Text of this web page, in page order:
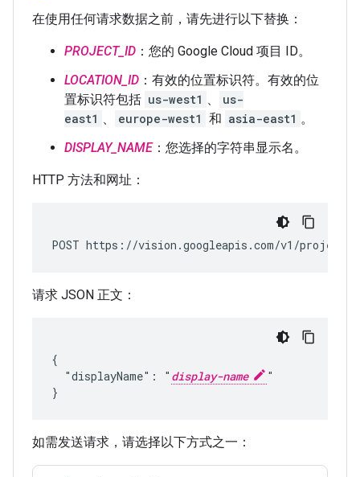
在使用任何请求数据之前，请先进行以下替换：
PROJECT_ID ：您的 Google Cloud 项目 ID。
LOCATION_ID ：有效的位置标识符。有效的位
置标识符包括 us-west1 、
us-
east1 、 europe-west1 和 asia-east1 。
DISPLAY_NAME：您选择的字符串显示名。
HTTP 方法和网址：
POST https://vision.googleapis.com/v1/projects/
请求 JSON 正文：
{
  "displayName": "
display-name
"
如需发送请求，请选择以下方式之一：